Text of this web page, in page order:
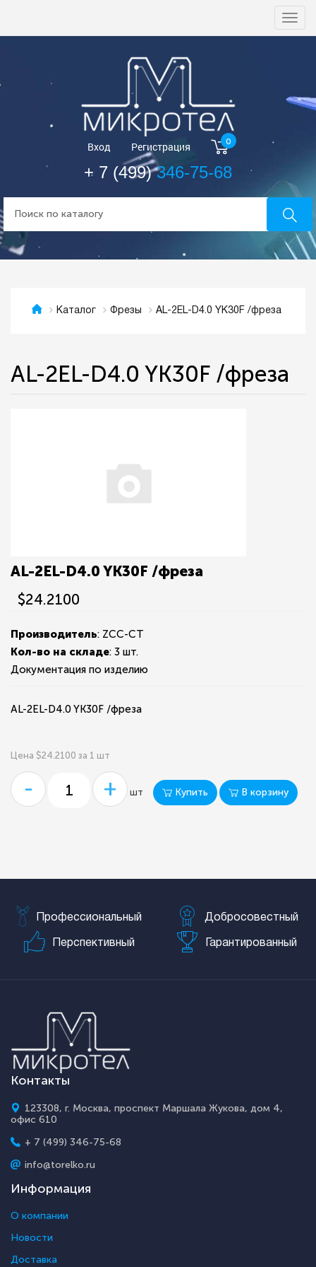
Вход Регистрация 0
+ 7 (499)346-75-68
Каталог Фрезы AL-2EL-D4.0 YK30F /фреза
AL-2EL-D4.0 YK30F /фреза
AL-2EL-D4.0 YK30F /фреза
$24.2100
Производитель: ZCC-CT
Кол-во на складе: 3 шт.
Документация по изделию
AL-2EL-D4.0 YK30F /фреза
Цена $24.2100 за 1 шт
- + шт Купить В корзину
Профессиональный Добросовестный
Перспективный Гарантированный
Контакты
123308, г. Москва, проспект Маршала Жукова, дом 4,
офис 610
+ 7 (499) 346-75-68
info@torelko.ru
Информация
О компании
Новости
Доставка